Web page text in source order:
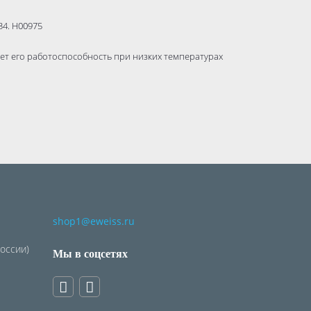
Н00975
его работоспособность при низких температурах
shop1@eweiss.ru
Мы в соцсетях